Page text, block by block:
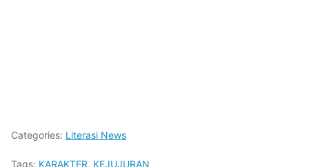
Categories: Literasi News
Tags: KARAKTER, KEJUJURAN